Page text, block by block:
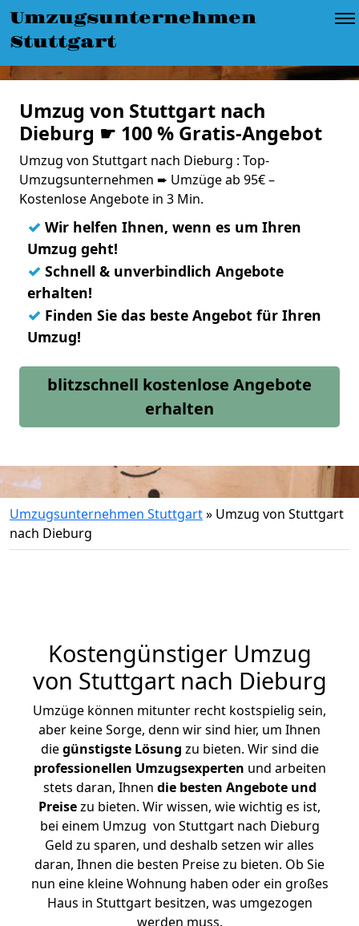
Umzugsunternehmen
Stuttgart
Umzug von Stuttgart nach
Dieburg ☛ 100 % Gratis-Angebot
Umzug von Stuttgart nach Dieburg : Top-
Umzugsunternehmen ➨ Umzüge ab 95€ –
Kostenlose Angebote in 3 Min.
✓ Wir helfen Ihnen, wenn es um Ihren
Umzug geht!
✓ Schnell & unverbindlich Angebote
erhalten!
✓ Finden Sie das beste Angebot für Ihren
Umzug!
blitzschnell kostenlose Angebote
erhalten
Umzugsunternehmen Stuttgart» Umzug von Stuttgart
nach Dieburg
Kostengünstiger Umzug
von Stuttgart nach Dieburg
Umzüge können mitunter recht kostspielig sein,
aber keine Sorge, denn wir sind hier, um Ihnen
diegünstigste Lösung zu bieten. Wir sind die
professionellen Umzugsexperten und arbeiten
stets daran, Ihnen die besten Angebote und
Preisezu bieten. Wir wissen, wie wichtig es ist,
bei einem Umzug von Stuttgart nach Dieburg
Geld zu sparen, und deshalb setzen wir alles
daran, Ihnen die besten Preise zu bieten. Ob Sie
nun eine kleine Wohnung haben oder ein großes
Haus in Stuttgart besitzen, was umgezogen
werden muss.